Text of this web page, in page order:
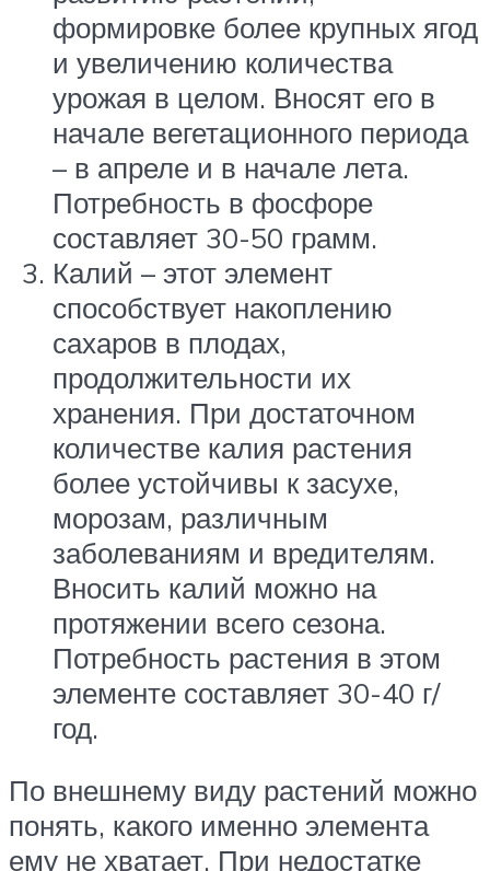
формировке более крупных ягод
и увеличению количества
урожая в целом. Вносят его в
начале вегетационного периода
– в апреле и в начале лета.
Потребность в фосфоре
составляет 30-50 грамм.
Калий – этот элемент
способствует накоплению
сахаров в плодах,
продолжительности их
хранения. При достаточном
количестве калия растения
более устойчивы к засухе,
морозам, различным
заболеваниям и вредителям.
Вносить калий можно на
протяжении всего сезона.
Потребность растения в этом
элементе составляет 30-40 г/
год.
По внешнему виду растений можно
понять, какого именно элемента
ему не хватает. При недостатке